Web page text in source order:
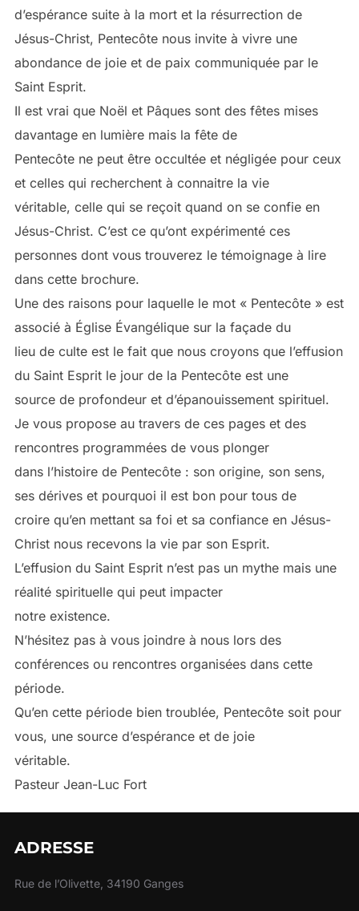
d’espérance suite à la mort et la résurrection de
Jésus-Christ, Pentecôte nous invite à vivre une
abondance de joie et de paix communiquée par le
Saint Esprit.
Il est vrai que Noël et Pâques sont des fêtes mises
davantage en lumière mais la fête de
Pentecôte ne peut être occultée et négligée pour ceux
et celles qui recherchent à connaitre la vie
véritable, celle qui se reçoit quand on se confie en
Jésus-Christ. C’est ce qu’ont expérimenté ces
personnes dont vous trouverez le témoignage à lire
dans cette brochure.
Une des raisons pour laquelle le mot « Pentecôte » est
associé à Église Évangélique sur la façade du
lieu de culte est le fait que nous croyons que l’effusion
du Saint Esprit le jour de la Pentecôte est une
source de profondeur et d’épanouissement spirituel.
Je vous propose au travers de ces pages et des
rencontres programmées de vous plonger
dans l’histoire de Pentecôte : son origine, son sens,
ses dérives et pourquoi il est bon pour tous de
croire qu’en mettant sa foi et sa confiance en Jésus-
Christ nous recevons la vie par son Esprit.
L’effusion du Saint Esprit n’est pas un mythe mais une
réalité spirituelle qui peut impacter
notre existence.
N’hésitez pas à vous joindre à nous lors des
conférences ou rencontres organisées dans cette
période.
Qu’en cette période bien troublée, Pentecôte soit pour
vous, une source d’espérance et de joie
véritable.
Pasteur Jean-Luc Fort
ADRESSE
Rue de l’Olivette, 34190 Ganges